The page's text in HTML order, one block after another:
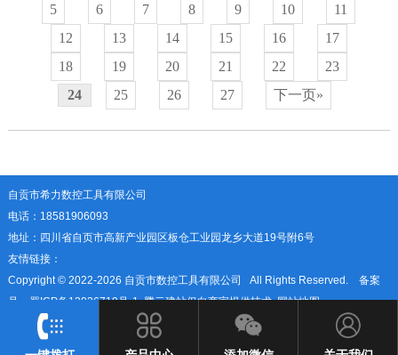
5
6 7 8 9 10
11
12
13 14 15 16
17
18
19 20 21 22
23
24
25 26 27 下一页»
自贡市希力数控工具有限公司
电话：18581906093
地址：四川省自页市高新产业园区板仓工业园龙乡大道19号附6号
友情链接：
Copyright © 2022-2026 自贡市数控工具有限公司 All Rights Reserved. 备案
号： 蜀ICP备12026719号-1 腾云建站仅向商家提供技术 网站地图